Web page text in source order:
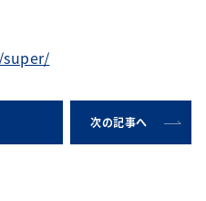
次の記事へ